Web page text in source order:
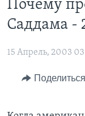
основной
контент
навигации
ПРОГРАММЫ
НОВОСТИ ЗА
ИТОГИ
УЧИМ
НАША
ЭКСПЕРТИЗА
ИНТЕРВЬЮ
Почему
Саддама -
15 Апрель, 2003
Поделиться